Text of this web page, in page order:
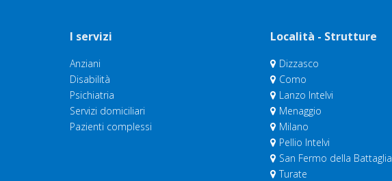
I servizi
Anziani
Disabilità
Psichiatria
Servizi domiciliari
Pazienti complessi
Località - Strutture
Dizzasco
Como
Lanzo Intelvi
Menaggio
Milano
Pellio Intelvi
San Fermo della Battaglia
Turate